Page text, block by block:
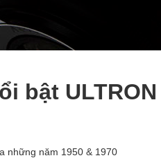
bật
những năm 1950 & 1970